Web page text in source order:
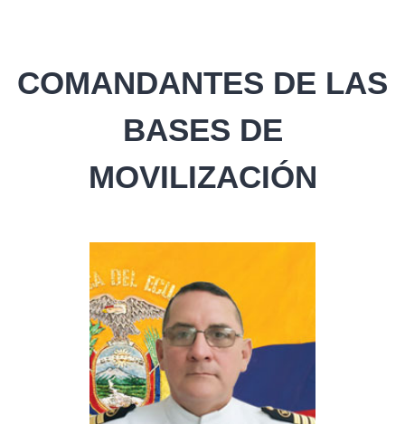
COMANDANTES DE LAS
BASES DE
MOVILIZACIÓN